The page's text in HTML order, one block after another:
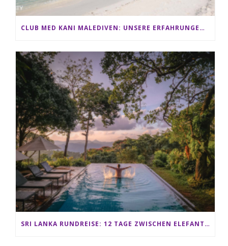
CLUB MED KANI MALEDIVEN: UNSERE ERFAHRUNGEN IM ALL-INCLUSIVE PARADIES
SRI LANKA RUNDREISE: 12 TAGE ZWISCHEN ELEFANTEN, TEEPLANTAGEN & STRAND ALS FAMILIE